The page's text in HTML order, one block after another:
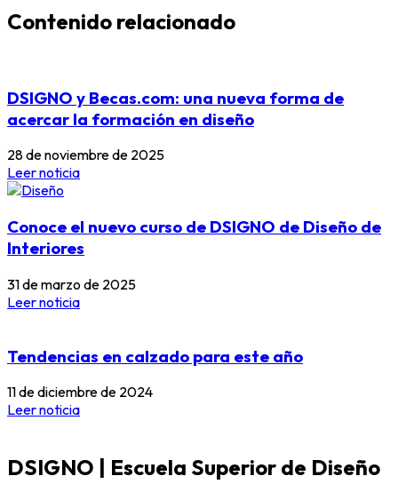
Contenido relacionado
DSIGNO y Becas.com: una nueva forma de
acercar la formación en diseño
28 de noviembre de 2025
Leer noticia
Conoce el nuevo curso de DSIGNO de Diseño de
Interiores
31 de marzo de 2025
Leer noticia
Tendencias en calzado para este año
11 de diciembre de 2024
Leer noticia
DSIGNO | Escuela Superior de Diseño